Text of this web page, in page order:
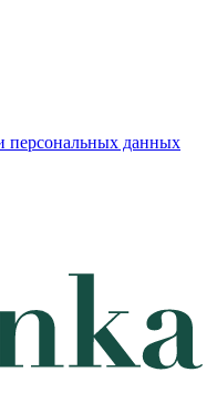
персональных данных